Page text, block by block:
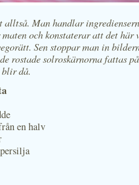
alltså. Man handlar
och konstaterar att det här
Sen stoppar man in
rostade solroskärnorna fattas
blir då.
en halv